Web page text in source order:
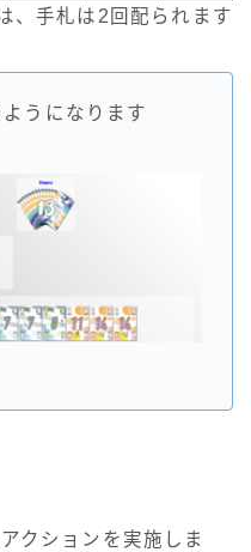
、手札は2回配られます
うになります
クションを実施しま